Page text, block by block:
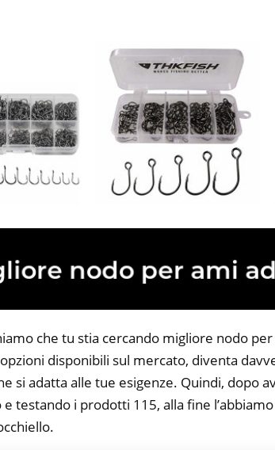
che tu stia cercando migliore nodo
disponibili sul mercato, diventa
si adatta alle tue esigenze. Quindi, dopo
testando i prodotti 115, alla fine